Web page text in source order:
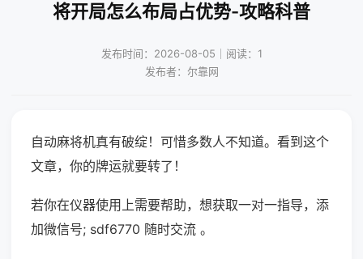
将开局怎么布局占优势-攻略科普
发布时间：2026-08-05｜阅读：1
发布者：尔靠网
自动麻将机真有破绽！可惜多数人不知道。看到这个
文章，你的牌运就要转了！
若你在仪器使用上需要帮助，想获取一对一指导，添
加微信号; sdf6770 随时交流 。